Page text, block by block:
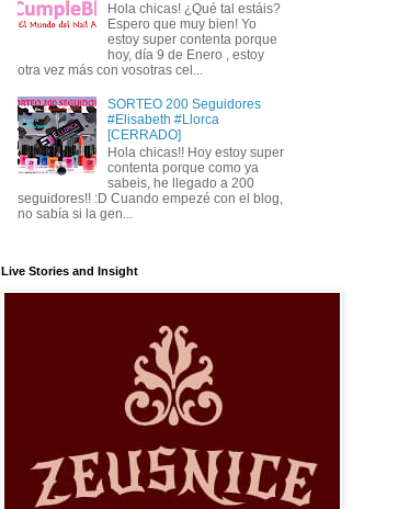
Hola chicas! ¿Qué tal estáis?
Espero que muy bien! Yo
estoy super contenta porque
hoy, día 9 de Enero , estoy
otra vez más con vosotras cel...
SORTEO 200 Seguidores
#Elisabeth #Llorca
[CERRADO]
Hola chicas!! Hoy estoy super
contenta porque como ya
sabeis, he llegado a 200
seguidores!! :D Cuando empezé con el blog,
no sabía si la gen...
Live Stories and Insight